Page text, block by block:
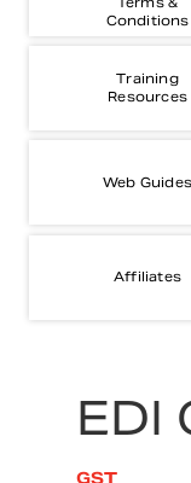
Conditions
Training
Resources
Web Guides
Affiliates
EDI
GST